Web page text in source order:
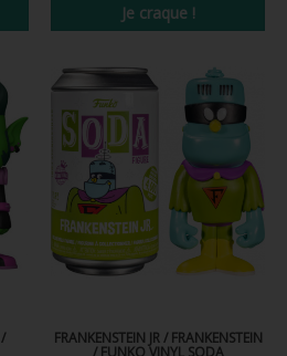
Je craque !
FRANKENSTEIN JR / FRANKENSTEIN
/ FUNKO VINYL SODA